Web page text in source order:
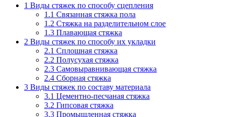
1 Виды стяжек по способу сцепления
1.1 Связанная стяжка пола
1.2 Стяжка на разделительном слое
1.3 Плавающая стяжка
2 Виды стяжек по способу их укладки
2.1 Сплошная стяжка
2.2 Полусухая стяжка
2.3 Самовыравнивающая стяжка
2.4 Сборная стяжка
3 Виды стяжек по составу материала
3.1 Цементно-песчаная стяжка
3.2 Гипсовая стяжка
3.3 Промышленная стяжка